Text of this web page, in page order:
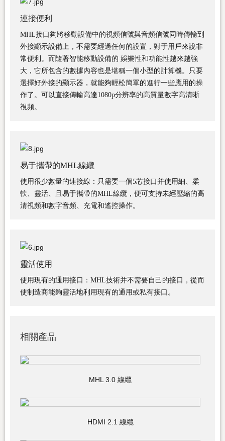
連接便利
MHL接口夠將移動設備中的視頻信號與音頻信號同時傳輸到
外接顯示設備上，不需要經過任何的設置，對于用戶來說非
常便利。而隨著智能移動設備的 娛樂性和功能性越來越強
大，它所包含的數據內容也是堪稱一個小型的計算機。只要
選擇好外接的顯示器，就能夠輕松簡單的進行一些應用的操
作了。可以直接傳輸高達1080p分辨率的高質量數字高清晰
視頻。
易于攜帶的MHL線纜
使用很少數量的連接線：只需要一個5芯接口并使用細、柔
軟、靈活、且易于攜帶的MHL線纜，便可支持未經壓縮的高
清視頻和數字音頻、充電和遙控操作。
靈活使用
使用現有的通用接口：MHL技術并不需要自己的接口，從而
使制造商能夠靈活地利用現有的通用或私有接口。
相關產品
MHL 3.0 線纜
HDMI 2.1 線纜